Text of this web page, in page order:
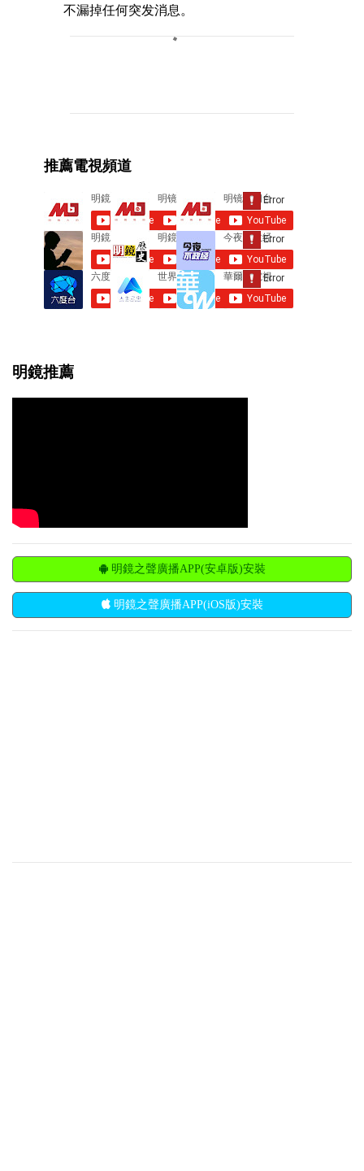
不漏掉任何突发消息。
n
t
s
推薦電視頻道
明鏡推薦
明鏡之聲廣播APP(安卓版)安裝
明鏡之聲廣播APP(iOS版)安裝